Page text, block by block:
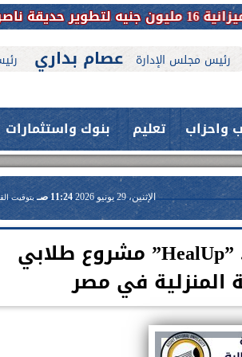
رئيس مجلس الإدارة عصام بداري
واحزاب تعليم بنوك واستثمارات
الإثنين، 29 يونيو 2026 11:24 صـ بتوقيت
ابتكار من قلب جامعة أسيوط الأهلية.. ”HealUp” مشروع طلابي
المنزلية في مصر
العلاج الحر بمنفلوط بالتعاون مع هيئة